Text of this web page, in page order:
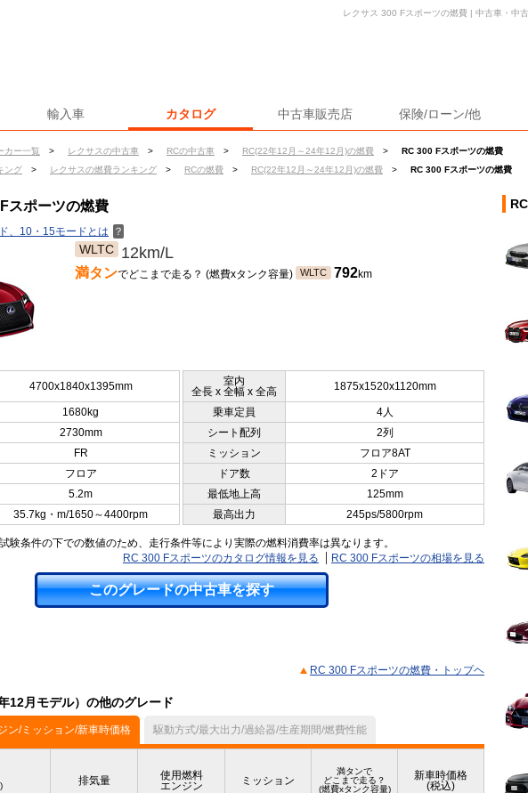
輸入車 カタログ 中古車販売店 保険/ローン/他
カー一覧 > レクサスの中古車 > RCの中古車 > RC(22年12月～24年12月)の燃費 >
RC 300 Fスポーツの燃費
ング > レクサスの燃費ランキング > RCの燃費 > RC(22年12月～24年12月)の燃費 > RC 300 Fスポーツの燃費
レクサス 300 Fスポーツの燃費 | 中古車・中
スポーツの燃費
、10・15モードとは ？
WLTC 12km/L
満タンでどこまで走る？ (燃費xタンク容量) WLTC 792km
4700x1840x1395mm
室内
全長 x 全幅 x 全高
1875x1520x1120mm
1680kg 乗車定員
4人
2730mm シート配列
2列
FR ミッション
フロア8AT
フロア ドア数
2ドア
5.2m 最低地上高
125mm
35.7kg・m/1650～4400rpm 最高出力 245ps/5800rpm
験条件の下での数値のため、走行条件等により実際の燃料消費率は異なります。
RC 300 Fスポーツのカタログ情報を見る
RC 300 Fスポーツの相場を見る
このグレードの中古車を探す
RC 300 Fスポーツの燃費・トップヘ
12月モデル）の他のグレード
ン/ミッション/新車時価格 駆動方式/最大出力/過給器/生産期間/燃費性能
排気量
使用燃料
エンジン
ミッション
満タンで
どこまで走る？
(燃費xタンク容量)
新車時価格
(税込)